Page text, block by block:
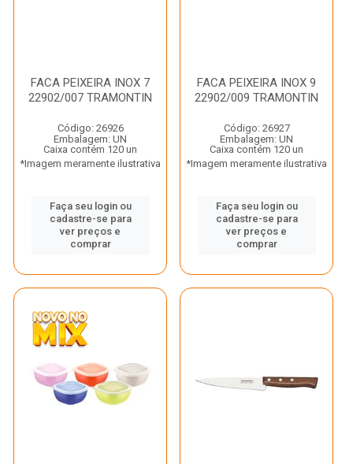
FACA PEIXEIRA INOX 7
22902/007 TRAMONTIN
Código: 26926
Embalagem: UN
Caixa contém 120 un
*Imagem meramente ilustrativa
Faça seu login ou
cadastre-se para
ver preços e
comprar
FACA PEIXEIRA INOX 9
22902/009 TRAMONTIN
Código: 26927
Embalagem: UN
Caixa contém 120 un
*Imagem meramente ilustrativa
Faça seu login ou
cadastre-se para
ver preços e
comprar